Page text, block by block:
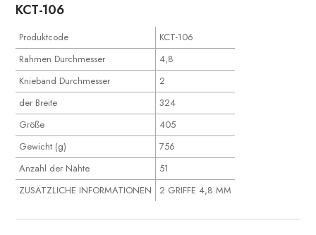
KCT-106
Produktcode
KCT-106
Rahmen Durchmesser
4,8
Knieband Durchmesser
2
der Breite
324
Größe
405
Gewicht (g)
756
Anzahl der Nähte
51
ZUSÄTZLICHE INFORMATIONEN
2 GRIFFE 4,8 MM